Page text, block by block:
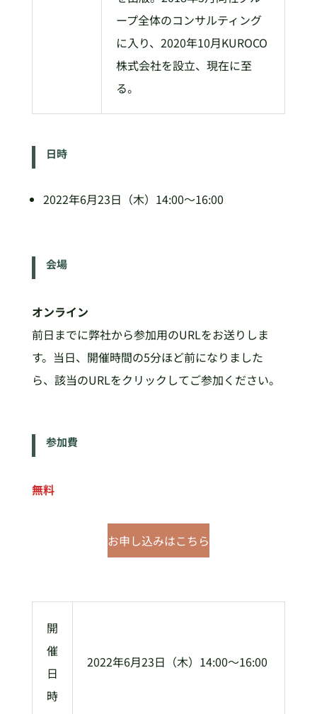
ープ全体のコンサルティング
に入り、2020年10月KUROCO
株式会社を設立、現在に至
る。
日時
2022年6月23日（木）14:00～16:00
会場
オンライン
前日までに弊社から参加用のURLをお送りしま
す。当日、開催時間の5分ほど前になりました
ら、該当のURLをクリックしてご参加ください。
参加費
無料
お申し込みはこちら
開
催
日
時
2022年6月23日（木）14:00～16:00